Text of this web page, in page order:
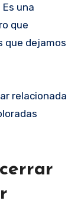
una
que
que dejamos
relacionada